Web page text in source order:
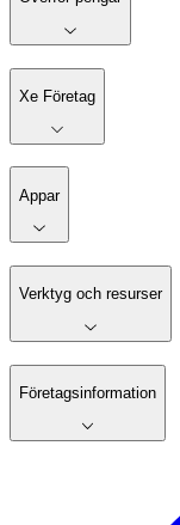
Xe Företag
Appar
Verktyg och resurser
Företagsinformation